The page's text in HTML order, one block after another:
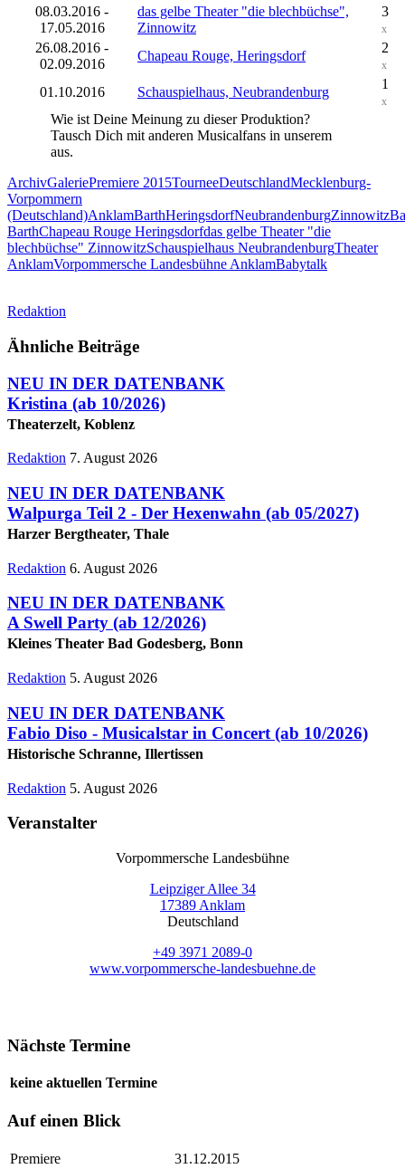
08.03.2016 -
17.05.2016
das gelbe Theater "die blechbüchse",
Zinnowitz
3
x
26.08.2016 -
02.09.2016
Chapeau Rouge, Heringsdorf
2
x
01.10.2016 Schauspielhaus, Neubrandenburg
1
x
Wie ist Deine Meinung zu dieser Produktion?
Tausch Dich mit anderen Musicalfans in unserem
aus.
ArchivGaleriePremiere 2015TourneeDeutschlandMecklenburg-
Vorpommern
(Deutschland)AnklamBarthHeringsdorfNeubrandenburgZinnowitz
BarthChapeau Rouge Heringsdorfdas gelbe Theater "die
blechbüchse" ZinnowitzSchauspielhaus NeubrandenburgTheater
AnklamVorpommersche Landesbühne AnklamBabytalk
Redaktion
Ähnliche Beiträge
NEU IN DER DATENBANK
Kristina (ab 10/2026)
Theaterzelt, Koblenz
Redaktion 7. August 2026
NEU IN DER DATENBANK
Walpurga Teil 2 - Der Hexenwahn (ab 05/2027)
Harzer Bergtheater, Thale
Redaktion 6. August 2026
NEU IN DER DATENBANK
A Swell Party (ab 12/2026)
Kleines Theater Bad Godesberg, Bonn
Redaktion 5. August 2026
NEU IN DER DATENBANK
Fabio Diso - Musicalstar in Concert (ab 10/2026)
Historische Schranne, Illertissen
Redaktion 5. August 2026
Veranstalter
Vorpommersche Landesbühne
Leipziger Allee 34
17389 Anklam
Deutschland
+49 3971 2089-0
www.vorpommersche-landesbuehne.de
Nächste Termine
keine aktuellen Termine
Auf einen Blick
Premiere
31.12.2015